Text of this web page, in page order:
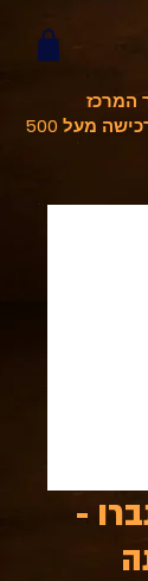
המרכז
משלוח חינם לכל הארץ ברכישה מעל 500
-
שנה